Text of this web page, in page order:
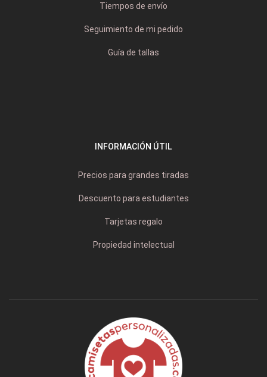
Tiempos de envío
Seguimiento de mi pedido
Guía de tallas
INFORMACIÓN ÚTIL
Precios para grandes tiradas
Descuento para estudiantes
Tarjetas regalo
Propiedad intelectual